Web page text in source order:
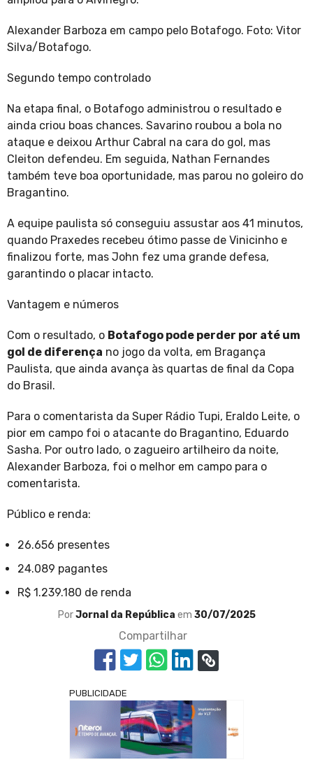
Alexander Barboza em campo pelo Botafogo. Foto: Vitor
Silva/Botafogo.
Segundo tempo controlado
Na etapa final, o Botafogo administrou o resultado e
ainda criou boas chances. Savarino roubou a bola no
ataque e deixou Arthur Cabral na cara do gol, mas
Cleiton defendeu. Em seguida, Nathan Fernandes
também teve boa oportunidade, mas parou no goleiro do
Bragantino.
A equipe paulista só conseguiu assustar aos 41 minutos,
quando Praxedes recebeu ótimo passe de Vinicinho e
finalizou forte, mas John fez uma grande defesa,
garantindo o placar intacto.
Vantagem e números
Com o resultado, o Botafogo pode perder por até um
gol de diferença no jogo da volta, em Bragança
Paulista, que ainda avança às quartas de final da Copa
do Brasil.
Para o comentarista da Super Rádio Tupi, Eraldo Leite, o
pior em campo foi o atacante do Bragantino, Eduardo
Sasha. Por outro lado, o zagueiro artilheiro da noite,
Alexander Barboza, foi o melhor em campo para o
comentarista.
Público e renda:
26.656 presentes
24.089 pagantes
R$ 1.239.180 de renda
PorJornal da República em 30/07/2025
Compartilhar
PUBLICIDADE